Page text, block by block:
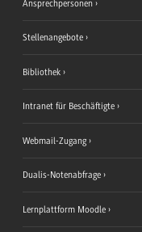
Ansprechpersonen
Stellenangebote
Bibliothek
Intranet für Beschäftigte
Webmail-Zugang
Dualis-Notenabfrage
Lernplattform Moodle